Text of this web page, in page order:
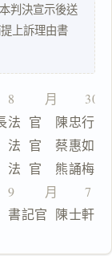
判決宣示後送
上訴理由書
8　　 月　　30
判長法  官　陳忠行
法  官　蔡惠如
法  官　熊誦梅
9　　 月　　7　
書記官  陳士軒
製
複製給 AI
去換行複製
匯出 PDF
精美列印
下載 Word